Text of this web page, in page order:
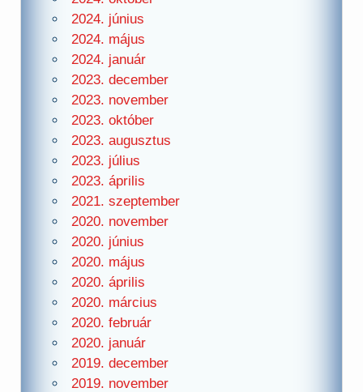
2024. június
2024. május
2024. január
2023. december
2023. november
2023. október
2023. augusztus
2023. július
2023. április
2021. szeptember
2020. november
2020. június
2020. május
2020. április
2020. március
2020. február
2020. január
2019. december
2019. november